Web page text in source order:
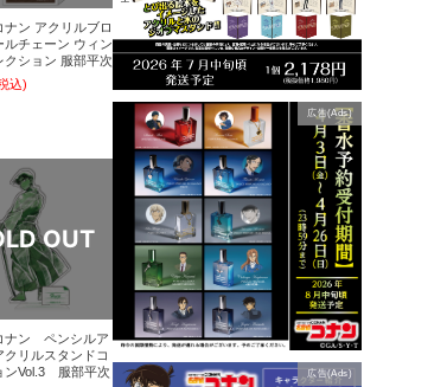
広告(Ads)
広告(Ads)
ナン アクリルブロ
ルチェーン ウィン
クション 服部平次
込)
ナン ペンシルア
リルスタンドコ
ンVol.3 服部平次